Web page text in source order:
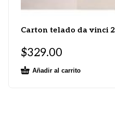
Carton telado da vinci
$329.00
Añadir al carrito